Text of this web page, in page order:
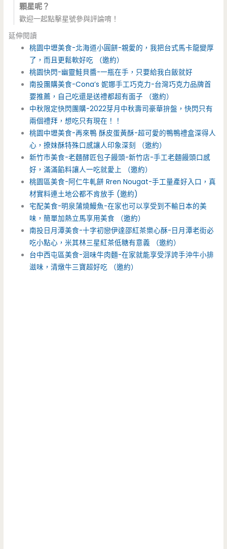
顆星呢？
歡迎一起點擊星號參與評論唷！
延伸閱讀
桃園中壢美食-北海道小圓餅-親愛的，我把台式馬卡龍變厚
了，而且更鬆軟好吃 （邀約）
桃園快閃-幽靈鮭貝醬-一瓶在手，只要給我白飯就好
南投團購美食-Cona’s 妮娜手工巧克力-台灣巧克力品牌首
要推薦，自己吃還是送禮都超有面子 （邀約）
中秋限定快閃團購-2022芽月中秋壽司豪華拚盤，快閃只有
兩個禮拜，想吃只有現在！！
桃園中壢美食-再來鴨 酥皮蛋黃酥-超可愛的鴨鴨禮盒深得人
心，撩妹酥特殊口感讓人印象深刻 （邀約）
新竹市美食-老麵酵匠包子饅頭-新竹店-手工老麵饅頭口感
好，滿滿餡料讓人一吃就愛上 （邀約）
桃園區美食-阿仁牛軋餅 Rren Nougat-手工量產好入口，真
材實料連土地公都不肯放手 (邀約)
宅配美食-明泉蒲燒鰻魚-在家也可以享受到不輸日本的美
味，簡單加熱立馬享用美食 （邀約）
南投日月潭美食-十字初戀伊達邵紅茶樂心酥-日月潭老街必
吃小點心，米其林三星紅茶低糖有意義 （邀約）
台中西屯區美食-洄味牛肉麵-在家就能享受浮誇手沖牛小排
滋味，清燉牛三寶超好吃 （邀約）